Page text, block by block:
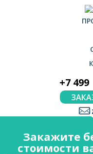
+7 499
Закажите
стоимости